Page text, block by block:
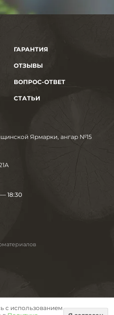
ГАРАНТИЯ
ОТЗЫВЫ
ВОПРОС-ОТВЕТ
СТАТЬИ
Ярмарки, ангар №15
18:30
с использованием